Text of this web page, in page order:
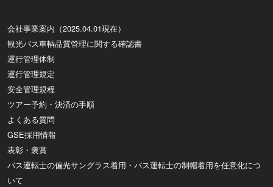
会社事業案内（2025.04.01現在）
観光バス車輌品質管理に関する確認書
運行管理体制
運行管理規定
安全管理規程
ツアー予約・決済の手順
よくある質問
GSE採用情報
表彰・褒賞
バス運転士の偏光サングラス着用・バス運転士の制帽着用を任意化につ
いて